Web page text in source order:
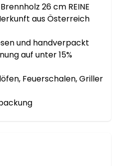
26 cm REINE
aus Österreich
und handverpackt
auf unter 15%
Feuerschalen, Griller